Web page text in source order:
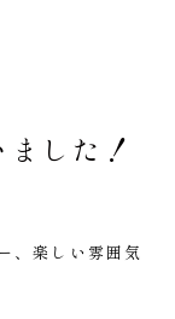
した！
、楽しい雰囲気